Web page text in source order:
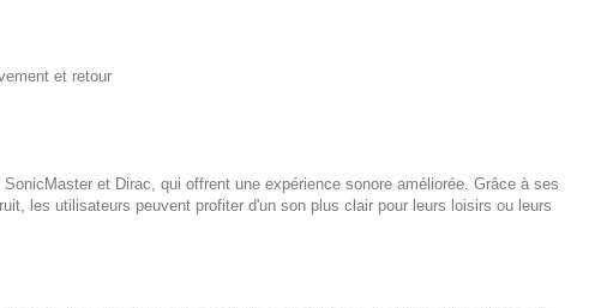
et retour
et Dirac, qui offrent une expérience sonore améliorée. Grâce à ses
les utilisateurs peuvent profiter d'un son plus clair pour leurs loisirs ou leurs